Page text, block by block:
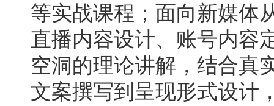
等实战课程；面向新媒体
直播内容设计、账号内容
空洞的理论讲解，结合真
文案撰写到呈现形式设计